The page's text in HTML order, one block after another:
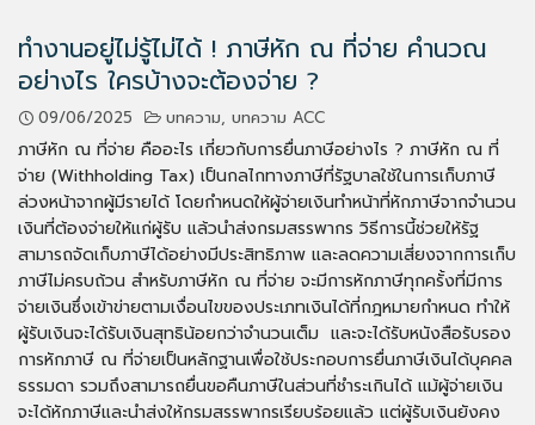
ทำงานอยู่ไม่รู้ไม่ได้ ! ภาษีหัก ณ ที่จ่าย คำนวณ
อย่างไร ใครบ้างจะต้องจ่าย ?
09/06/2025 บทความ, บทความ ACC
ภาษีหัก ณ ที่จ่าย คืออะไร เกี่ยวกับการยื่นภาษีอย่างไร ? ภาษีหัก ณ ที่
จ่าย (Withholding Tax) เป็นกลไกทางภาษีที่รัฐบาลใช้ในการเก็บภาษี
ล่วงหน้าจากผู้มีรายได้ โดยกำหนดให้ผู้จ่ายเงินทำหน้าที่หักภาษีจากจำนวน
เงินที่ต้องจ่ายให้แก่ผู้รับ แล้วนำส่งกรมสรรพากร วิธีการนี้ช่วยให้รัฐ
สามารถจัดเก็บภาษีได้อย่างมีประสิทธิภาพ และลดความเสี่ยงจากการเก็บ
ภาษีไม่ครบถ้วน สำหรับภาษีหัก ณ ที่จ่าย จะมีการหักภาษีทุกครั้งที่มีการ
จ่ายเงินซึ่งเข้าข่ายตามเงื่อนไขของประเภทเงินได้ที่กฎหมายกำหนด ทำให้
ผู้รับเงินจะได้รับเงินสุทธิน้อยกว่าจำนวนเต็ม และจะได้รับหนังสือรับรอง
การหักภาษี ณ ที่จ่ายเป็นหลักฐานเพื่อใช้ประกอบการยื่นภาษีเงินได้บุคคล
ธรรมดา รวมถึงสามารถยื่นขอคืนภาษีในส่วนที่ชำระเกินได้ แม้ผู้จ่ายเงิน
จะได้หักภาษีและนำส่งให้กรมสรรพากรเรียบร้อยแล้ว แต่ผู้รับเงินยังคง